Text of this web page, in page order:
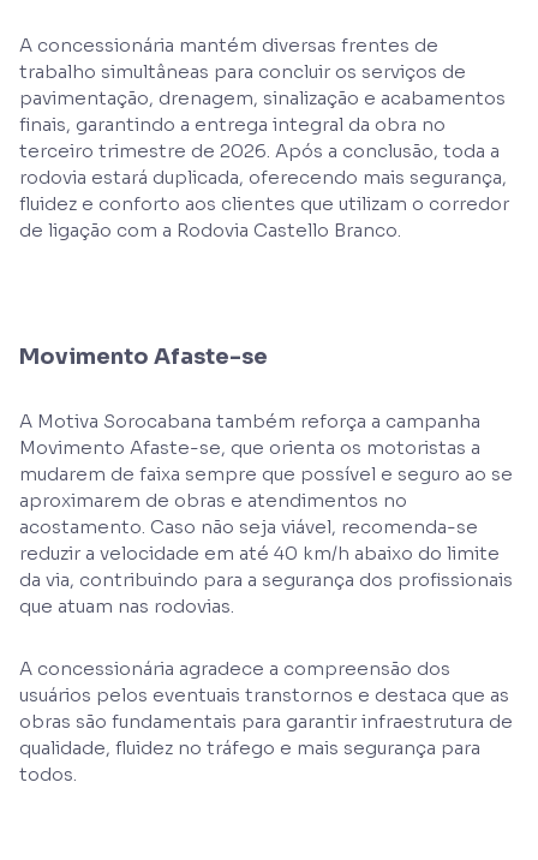
A concessionária mantém diversas frentes de
trabalho simultâneas para concluir os serviços de
pavimentação, drenagem, sinalização e acabamentos
finais, garantindo a entrega integral da obra no
terceiro trimestre de 2026. Após a conclusão, toda a
rodovia estará duplicada, oferecendo mais segurança,
fluidez e conforto aos clientes que utilizam o corredor
de ligação com a Rodovia Castello Branco.
Movimento Afaste-se
A Motiva Sorocabana também reforça a campanha
Movimento Afaste-se, que orienta os motoristas a
mudarem de faixa sempre que possível e seguro ao se
aproximarem de obras e atendimentos no
acostamento. Caso não seja viável, recomenda-se
reduzir a velocidade em até 40 km/h abaixo do limite
da via, contribuindo para a segurança dos profissionais
que atuam nas rodovias.
A concessionária agradece a compreensão dos
usuários pelos eventuais transtornos e destaca que as
obras são fundamentais para garantir infraestrutura de
qualidade, fluidez no tráfego e mais segurança para
todos.